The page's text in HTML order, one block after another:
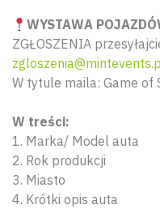
WYSTAWA
ZGŁOSZENIA
W tytule maila: Game of
W treści:
1. Marka/ Model auta
2. Rok produkcji
3. Miasto
4. Krótki opis auta